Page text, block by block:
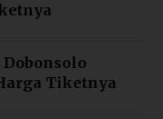
Tiketnya